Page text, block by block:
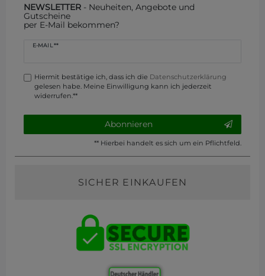
NEWSLETTER - Neuheiten, Angebote und
Gutscheine
per E-Mail bekommen?
E-MAIL **
Newsletter
Hiermit bestätige ich, dass ich die Daten­schutz­erklärung
gelesen habe. Meine Einwilligung kann ich jederzeit
widerrufen.**
Abonnieren
** Hierbei handelt es sich um ein Pflichtfeld.
SICHER EINKAUFEN